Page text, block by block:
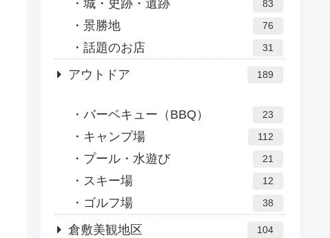
城・史跡・遺跡 83
景勝地 76
話題のお店 31
アウトドア 189
バーベキュー（BBQ） 23
キャンプ場 112
プール・水遊び 21
スキー場 12
ゴルフ場 38
倉敷美観地区 104